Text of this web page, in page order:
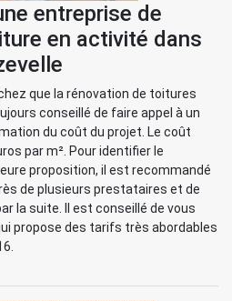
entreprise de
en activité dans
que la rénovation de toitures
conseillé de faire appel à un
du coût du projet. Le coût
par m². Pour identifier le
proposition, il est recommandé
de plusieurs prestataires et de
la suite. Il est conseillé de vous
propose des tarifs très abordables